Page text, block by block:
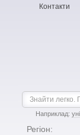
Контакти
Наприклад:
Регіон: